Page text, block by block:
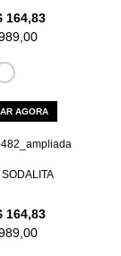
164,83
AGORA
164,83